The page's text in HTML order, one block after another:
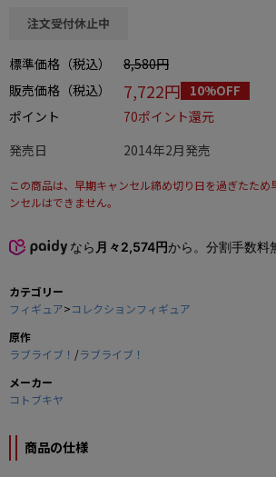
この商品をシェアする
注文受付休止中
標準価格（税込）
8,580円
販売価格（税込）
7,722円 10%OFF
ポイント
70ポイント還元
発売日
2014年2月発売
この商品は、早期キャンセル締め切り日を過ぎたため
ンセルはできません。
なら 月々2,574円から。分割手数料
カテゴリー
フィギュア>コレクションフィギュア
原作
ラブライブ！ /ラブライブ！
メーカー
コトブキヤ
商品の仕様